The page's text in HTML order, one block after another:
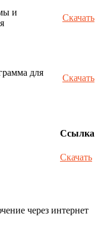
и
Скачать
для
Скачать
Ссылка
Скачать
через интернет